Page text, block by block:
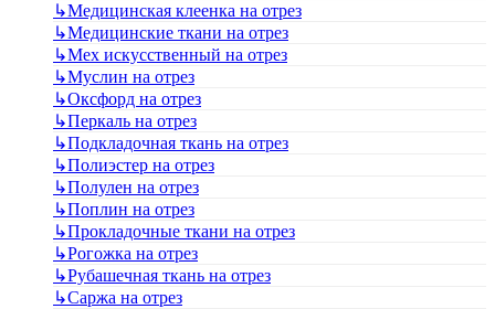
↳Медицинская клеенка на отрез
↳Медицинские ткани на отрез
↳Мех искусственный на отрез
↳Муслин на отрез
↳Оксфорд на отрез
↳Перкаль на отрез
↳Подкладочная ткань на отрез
↳Полиэстер на отрез
↳Полулен на отрез
↳Поплин на отрез
↳Прокладочные ткани на отрез
↳Рогожка на отрез
↳Рубашечная ткань на отрез
↳Саржа на отрез